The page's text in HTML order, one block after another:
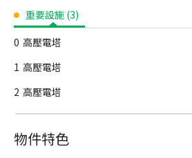
物件特色
重要設施 (3)
0 高壓電塔
1 高壓電塔
2 高壓電塔